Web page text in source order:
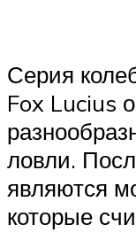
Серия
Fox Lucius
ловли.
являются
которые